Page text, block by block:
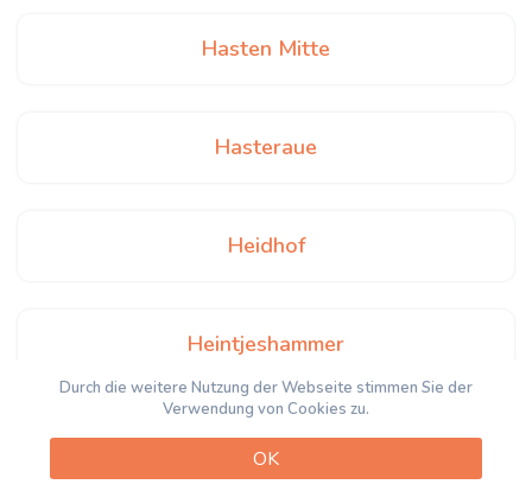
Hasten Mitte
Hasteraue
Heidhof
Heintjeshammer
Henkelshammer
Durch die weitere Nutzung der Webseite stimmen Sie der
Verwendung von Cookies zu.
OK